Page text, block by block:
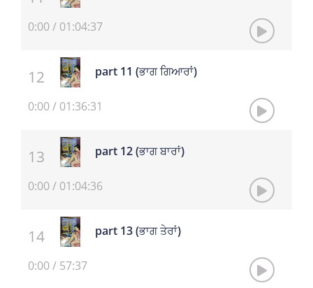
0:00/ 01:04:37
part 11 (ਭਾਗ ਗਿਆਰਾਂ)
0:00/ 01:36:31
part 12 (ਭਾਗ ਬਾਰਾਂ)
0:00/ 01:04:36
part 13 (ਭਾਗ ਤੇਰਾਂ)
0:00/ 57:37